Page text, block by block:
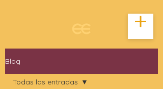
Blog
Todas las entradas